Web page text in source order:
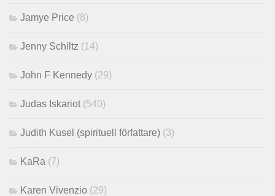
Jamye Price (8)
Jenny Schiltz (14)
John F Kennedy (29)
Judas Iskariot (540)
Judith Kusel (spirituell författare) (3)
KaRa (7)
Karen Vivenzio (29)